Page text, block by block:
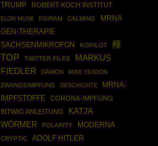
TRUMP
ROBERT-KOCH INSTITUT
ELON MUSK PSIRAM CALMING
MRNA
GEN-THERAPIE
SACHSENMIKROFON
KOPILOT
種
TOP
TWITTER FILES
MARKUS
FIEDLER
DÄMON MIKE YEADON
ZWANGSIMPFUNG GESCHICHTE
MRNA-
IMPFSTOFFE
CORONA-IMPFUNG
BITWIG ANLEITUNG
KATJA
WÖRMER
POLARITY MODERNA
CRYPTIC ADOLF HITLER